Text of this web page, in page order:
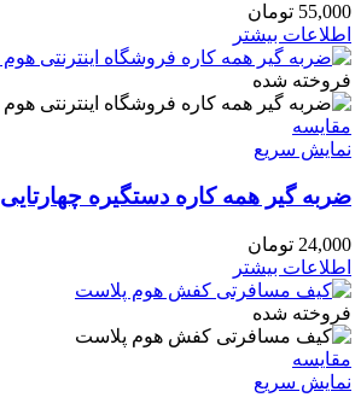
55,000 تومان
اطلاعات بیشتر
فروخته شده
مقايسه
نمایش سریع
ضربه گیر همه کاره دستگیره چهارتایی
24,000 تومان
اطلاعات بیشتر
فروخته شده
مقايسه
نمایش سریع